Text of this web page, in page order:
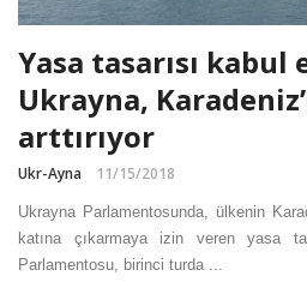
Yasa tasarısı kabul
Ukrayna,
arttırıyor
Ukr-Ayna 11/15/2018
Ukrayna Parlamentosunda, ülkenin
katına çıkarmaya izin veren yasa
Parlamentosu, birinci turda ...